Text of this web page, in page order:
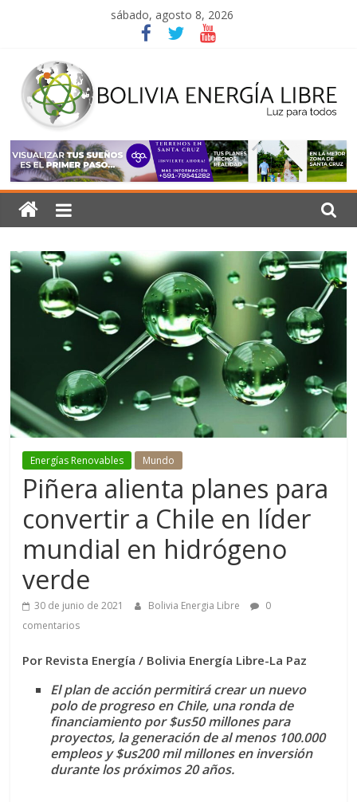
sábado, agosto 8, 2026
Bolivia
Energía
Libre
Luz
todos
Energías Renovables Mundo
Piñera alienta planes para
convertir a Chile en líder
mundial en hidrógeno
verde
30 de junio de 2021 Bolivia Energia Libre
0
comentarios
Por Revista Energía / Bolivia Energía Libre-La Paz
El plan de acción permitirá crear un nuevo
polo de progreso en Chile, una ronda de
financiamiento por $us50 millones para
proyectos, la generación de al menos 100.000
empleos y $us200 mil millones en inversión
durante los próximos 20 años.